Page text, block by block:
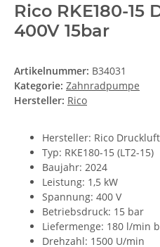
Rico RKE180-
400V 15bar
Artikelnummer: B34031
Kategorie: Zahnradpumpe
Hersteller: Rico
Hersteller: Rico
Typ: RKE180-15 (LT2-15)
Baujahr: 2024
Leistung: 1,5 kW
Spannung: 400 V
Betriebsdruck: 15 bar
Liefermenge: 180 l/min
Drehzahl: 1500 U/min